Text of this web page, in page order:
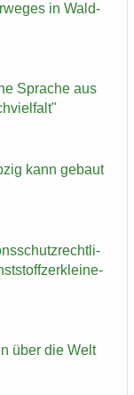
in Wald­
Spra­che aus
kann ge­baut
über die Welt